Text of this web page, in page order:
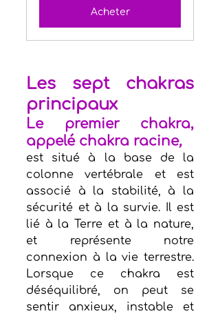
Acheter
Les sept chakras
principaux
Le premier chakra,
appelé chakra racine,
est situé à la base de la
colonne vertébrale et est
associé à la stabilité, à la
sécurité et à la survie. Il est
lié à la Terre et à la nature,
et représente notre
connexion à la vie terrestre.
Lorsque ce chakra est
déséquilibré, on peut se
sentir anxieux, instable et